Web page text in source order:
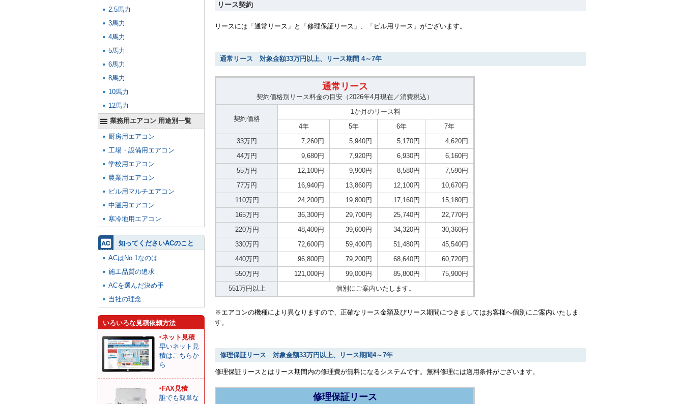
リース契約
リースには「通常リース」と「修理保証リース」、「ビル用リース」がございます。
通常リース 対象金額33万円以上、リース期間 4～7年
通常リース
契約価格別リース料金の目安（2026年4月現在／消費税込）
契約価格
1か月のリース料
4年
5年 6年
7年
33万円
7,260円 5,940円 5,170円
4,620円
44万円
9,680円 7,920円 6,930円
6,160円
55万円
12,100円 9,900円 8,580円
7,590円
77万円
16,940円 13,860円 12,100円
10,670円
110万円
24,200円 19,800円 17,160円
15,180円
165万円
36,300円 29,700円 25,740円
22,770円
220万円
48,400円 39,600円 34,320円
30,360円
330万円
72,600円 59,400円 51,480円
45,540円
440万円
96,800円 79,200円 68,640円
60,720円
550万円
121,000円 99,000円 85,800円
75,900円
551万円以上
個別にご案内いたします。
※エアコンの機種により異なりますので、正確なリース金額及びリース期間につきましてはお客様へ個別にご案内いたしま
す。
修理保証リース 対象金額33万円以上、リース期間4～7年
修理保証リースとはリース期間内の修理費が無料になるシステムです。無料修理には適用条件がございます。
修理保証リース
2.5馬力
3馬力
4馬力
5馬力
6馬力
8馬力
10馬力
12馬力
業務用エアコン 用途別一覧
厨房用エアコン
工場・設備用エアコン
学校用エアコン
農業用エアコン
ビル用マルチエアコン
中温用エアコン
寒冷地用エアコン
知ってくださいACのこと
ACはNo.1なのは
施工品質の追求
ACを選んだ決め手
当社の理念
いろいろな見積依頼方法
ネット見積
早いネット見
積はこちらか
ら
FAX見積
誰でも簡単な